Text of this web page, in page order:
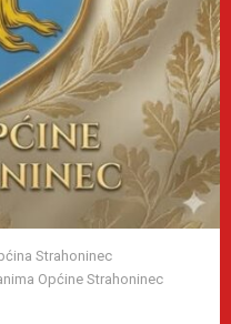
Strahoninec
Općine Strahoninec